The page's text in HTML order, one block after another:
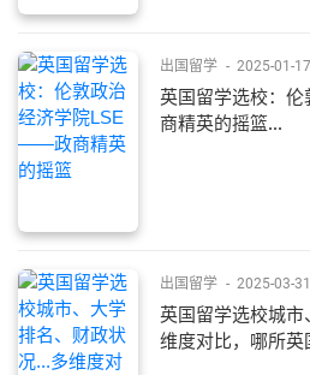
出国留学 - 2025-01-17
英国留学选校：
商精英的摇篮...
出国留学 - 2025-03-31
英国留学选校城市
维度对比，哪所英